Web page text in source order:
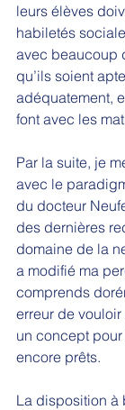
leurs élèves
habiletés
avec beaucoup
qu’ils soient
adéquatement,
font avec les
Par la suite, je
avec le
du docteur
des dernières
domaine de la
a modifié ma
comprends
erreur de
un concept
encore prêts.
La disposition à